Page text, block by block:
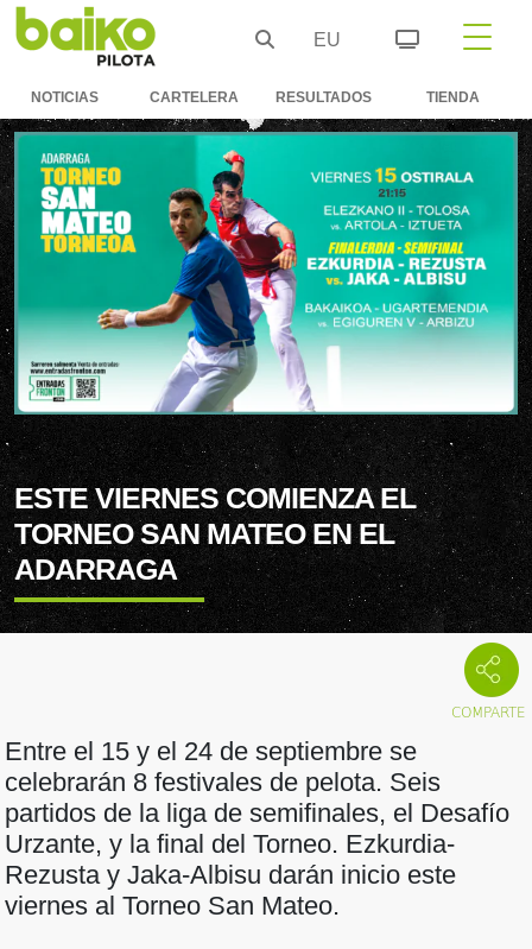
EU
NOTICIAS CARTELERA RESULTADOS TIENDA
ESTE VIERNES COMIENZA EL
TORNEO SAN MATEO EN EL
ADARRAGA
Entre el 15 y el 24 de septiembre se
celebrarán 8 festivales de pelota. Seis
partidos de la liga de semifinales, el Desafío
Urzante, y la final del Torneo. Ezkurdia-
Rezusta y Jaka-Albisu darán inicio este
viernes al Torneo San Mateo.